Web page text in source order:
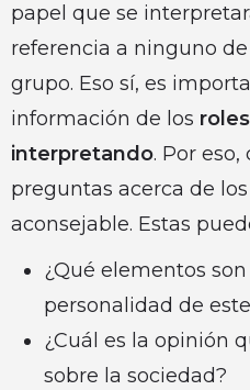
papel que se
referencia a ninguno
grupo. Eso sí, es
información de los
interpretando. Por
preguntas acerca de
aconsejable. Estas
¿Qué elementos
personalidad de
¿Cuál es la opinión
sobre la sociedad?